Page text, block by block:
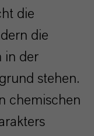
die
die
in der
stehen.
chemischen